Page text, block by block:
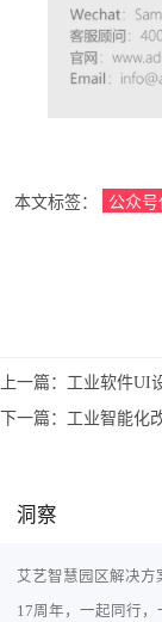
本文标签： 公众
上一篇： 工业软件UI
下一篇： 工业智能化
洞察
艾艺智慧园区解决
17周年，一起同行